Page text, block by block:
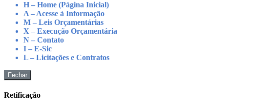
H – Home (Página Inicial)
A – Acesse à Informação
M – Leis Orçamentárias
X – Execução Orçamentária
N – Contato
I – E-Sic
L – Licitações e Contratos
Fechar
Retificação